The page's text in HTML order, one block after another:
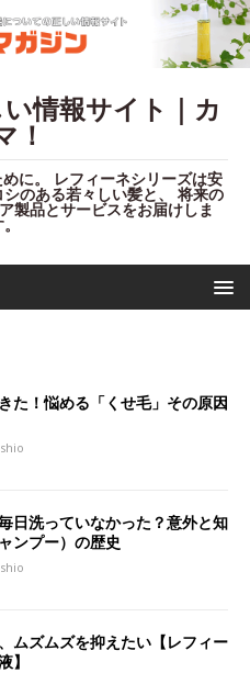
情報サイト｜カ
！
に。 レフィーネシリーズは安
のある若々しい髪と、 将来の
製品とサービスをお届けしま
。
た！悩める「くせ毛」その原因
shio
日洗っていなかった？意外と知
ンプー）の歴史
shio
ムズムズを抑えたい【レフィー
】